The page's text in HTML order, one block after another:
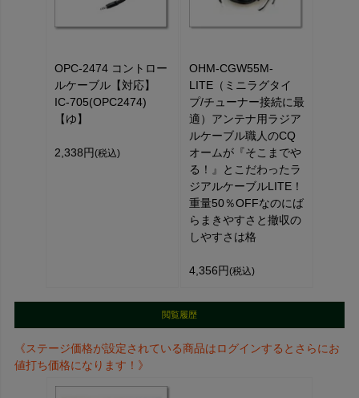
OPC-2474 コントロー
ルケーブル【対応】
IC-705(OPC2474)
【ゆ】
2,338円 (税込)
OHM-CGW55M-
LITE（ミニラグタイ
プ/チューナー接続に最
適）アンテナ用ラジア
ルケーブル職人のCQ
オームが『そこまでや
る！』とこだわったラ
ジアルケーブルLITE！
重量50％OFFなのにば
らまきやすさと撤収の
しやすさは格
4,356円 (税込)
閲覧履歴
《ステージ価格が設定されている商品はログインするとさらにお
値打ち価格になります！》